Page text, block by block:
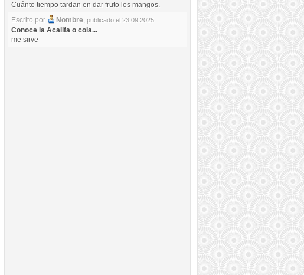
Cuánto tiempo tardan en dar fruto los mangos.
Escrito por
Nombre, publicado el 23.09.2025
Conoce la Acalifa o cola...
me sirve